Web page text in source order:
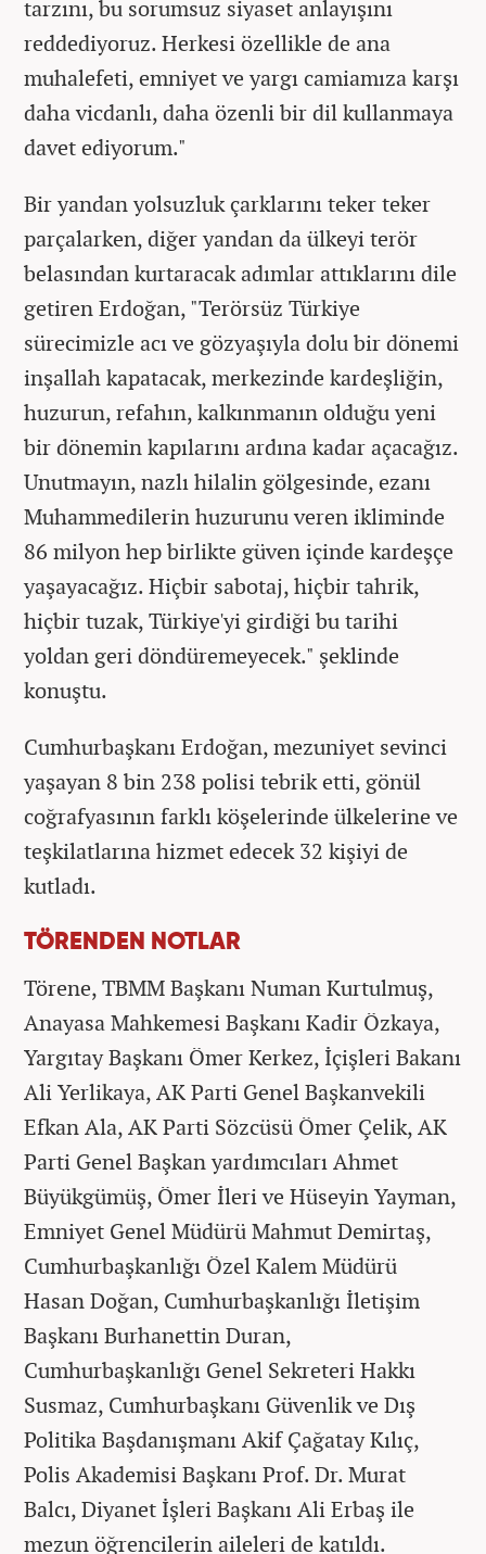
tarzını, bu sorumsuz siyaset anlayışını
reddediyoruz. Herkesi özellikle de ana
muhalefeti, emniyet ve yargı camiamıza karşı
daha vicdanlı, daha özenli bir dil kullanmaya
davet ediyorum."
Bir yandan yolsuzluk çarklarını teker teker
parçalarken, diğer yandan da ülkeyi terör
belasından kurtaracak adımlar attıklarını dile
getiren Erdoğan, "Terörsüz Türkiye
sürecimizle acı ve gözyaşıyla dolu bir dönemi
inşallah kapatacak, merkezinde kardeşliğin,
huzurun, refahın, kalkınmanın olduğu yeni
bir dönemin kapılarını ardına kadar açacağız.
Unutmayın, nazlı hilalin gölgesinde, ezanı
Muhammedilerin huzurunu veren ikliminde
86 milyon hep birlikte güven içinde kardeşçe
yaşayacağız. Hiçbir sabotaj, hiçbir tahrik,
hiçbir tuzak, Türkiye'yi girdiği bu tarihi
yoldan geri döndüremeyecek." şeklinde
konuştu.
Cumhurbaşkanı Erdoğan, mezuniyet sevinci
yaşayan 8 bin 238 polisi tebrik etti, gönül
coğrafyasının farklı köşelerinde ülkelerine ve
teşkilatlarına hizmet edecek 32 kişiyi de
kutladı.
TÖRENDEN NOTLAR
Törene, TBMM Başkanı Numan Kurtulmuş,
Anayasa Mahkemesi Başkanı Kadir Özkaya,
Yargıtay Başkanı Ömer Kerkez, İçişleri Bakanı
Ali Yerlikaya, AK Parti Genel Başkanvekili
Efkan Ala, AK Parti Sözcüsü Ömer Çelik, AK
Parti Genel Başkan yardımcıları Ahmet
Büyükgümüş, Ömer İleri ve Hüseyin Yayman,
Emniyet Genel Müdürü Mahmut Demirtaş,
Cumhurbaşkanlığı Özel Kalem Müdürü
Hasan Doğan, Cumhurbaşkanlığı İletişim
Başkanı Burhanettin Duran,
Cumhurbaşkanlığı Genel Sekreteri Hakkı
Susmaz, Cumhurbaşkanı Güvenlik ve Dış
Politika Başdanışmanı Akif Çağatay Kılıç,
Polis Akademisi Başkanı Prof. Dr. Murat
Balcı, Diyanet İşleri Başkanı Ali Erbaş ile
mezun öğrencilerin aileleri de katıldı.